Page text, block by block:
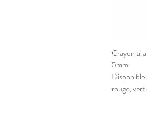
Crayon
5mm.
Disponible
rouge,